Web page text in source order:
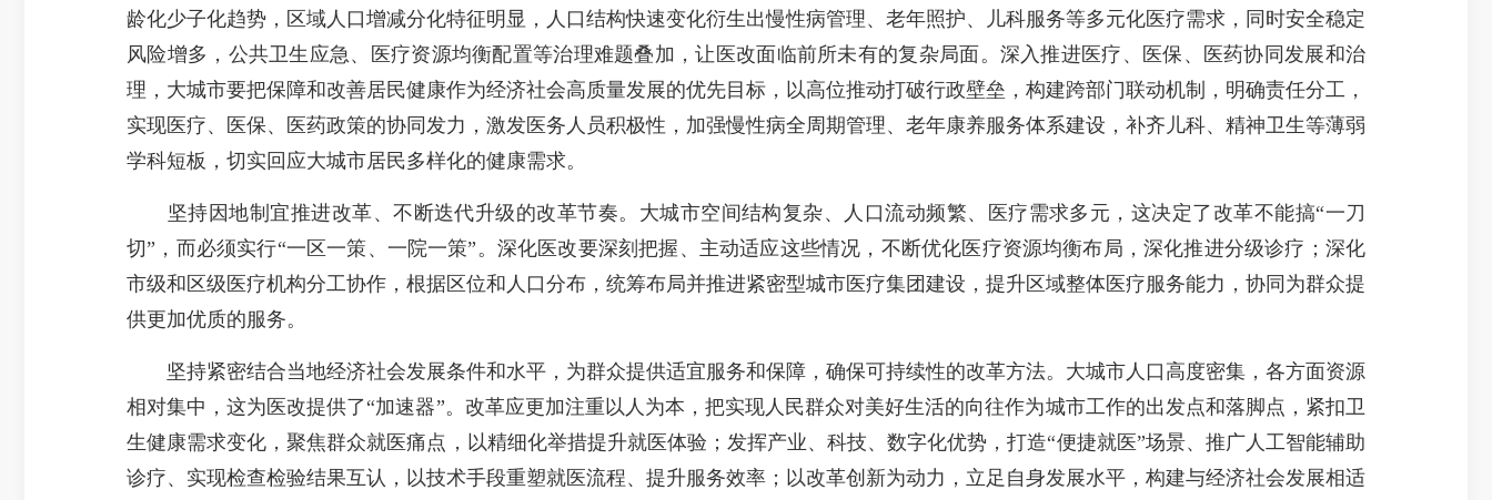
龄化少子化趋势，区域人口增减分化特征明显，人口结构快速变化衍生出慢性病管理、老年照护、儿科服务等多元化医疗需求，同时安全稳定
风险增多，公共卫生应急、医疗资源均衡配置等治理难题叠加，让医改面临前所未有的复杂局面。深入推进医疗、医保、医药协同发展和治
理，大城市要把保障和改善居民健康作为经济社会高质量发展的优先目标，以高位推动打破行政壁垒，构建跨部门联动机制，明确责任分工，
实现医疗、医保、医药政策的协同发力，激发医务人员积极性，加强慢性病全周期管理、老年康养服务体系建设，补齐儿科、精神卫生等薄弱
学科短板，切实回应大城市居民多样化的健康需求。
坚持因地制宜推进改革、不断迭代升级的改革节奏。大城市空间结构复杂、人口流动频繁、医疗需求多元，这决定了改革不能搞“一刀
切”，而必须实行“一区一策、一院一策”。深化医改要深刻把握、主动适应这些情况，不断优化医疗资源均衡布局，深化推进分级诊疗；深化
市级和区级医疗机构分工协作，根据区位和人口分布，统筹布局并推进紧密型城市医疗集团建设，提升区域整体医疗服务能力，协同为群众提
供更加优质的服务。
坚持紧密结合当地经济社会发展条件和水平，为群众提供适宜服务和保障，确保可持续性的改革方法。大城市人口高度密集，各方面资源
相对集中，这为医改提供了“加速器”。改革应更加注重以人为本，把实现人民群众对美好生活的向往作为城市工作的出发点和落脚点，紧扣卫
生健康需求变化，聚焦群众就医痛点，以精细化举措提升就医体验；发挥产业、科技、数字化优势，打造“便捷就医”场景、推广人工智能辅助
诊疗、实现检查检验结果互认，以技术手段重塑就医流程、提升服务效率；以改革创新为动力，立足自身发展水平，构建与经济社会发展相适